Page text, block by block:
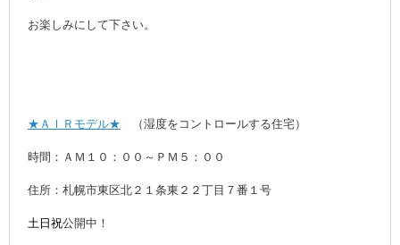
お楽しみにして下さい。
★ＡＩＲモデル★ （湿度をコントロールする住宅）
時間：ＡＭ１０：００～ＰＭ５：００
住所：札幌市東区北２１条東２２丁目７番１号
土日祝公開中！